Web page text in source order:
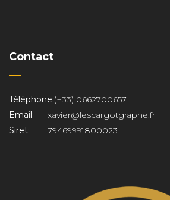
Contact
Téléphone:(+33) 0662700657
Email:
xavier@lescargotgraphe.fr
Siret:
79469991800023